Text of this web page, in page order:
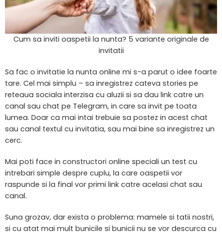
Cum sa inviti oaspetii la nunta? 5 variante originale de
invitatii
Sa fac o invitatie la nunta online mi s-a parut o idee foarte
tare. Cel mai simplu – sa inregistrez cateva stories pe
reteaua sociala interzisa cu aluzii si sa dau link catre un
canal sau chat pe Telegram, in care sa invit pe toata
lumea. Doar ca mai intai trebuie sa postez in acest chat
sau canal textul cu invitatia, sau mai bine sa inregistrez un
cerc.
Mai poti face in constructori online speciali un test cu
intrebari simple despre cuplu, la care oaspetii vor
raspunde si la final vor primi link catre acelasi chat sau
canal.
Suna grozav, dar exista o problema: mamele si tatii nostri,
si cu atat mai mult bunicile si bunicii nu se vor descurca cu